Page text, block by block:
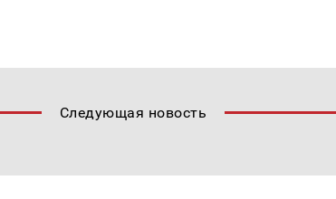
Следующая новость